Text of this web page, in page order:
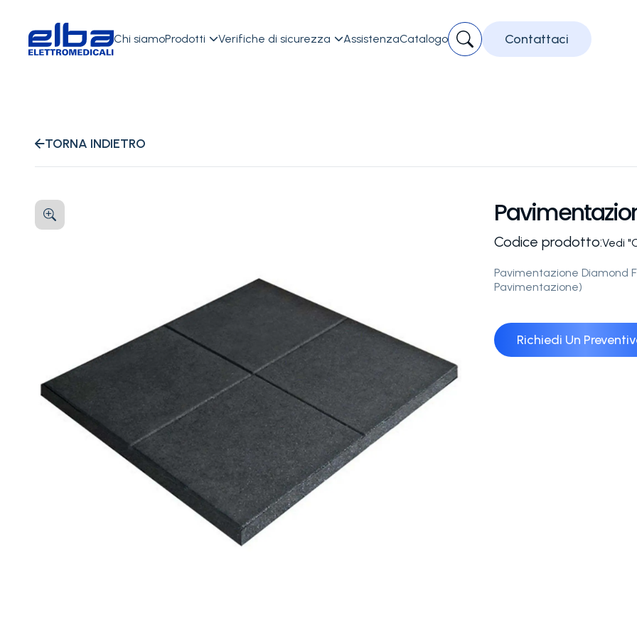
Chi siamoProdotti Verifiche di sicurezza AssistenzaCatalogo Contattaci
TORNA INDIETRO
Codice prodotto:Vedi
Pavimentazione Diamond
Pavimentazione)
Richiedi Un